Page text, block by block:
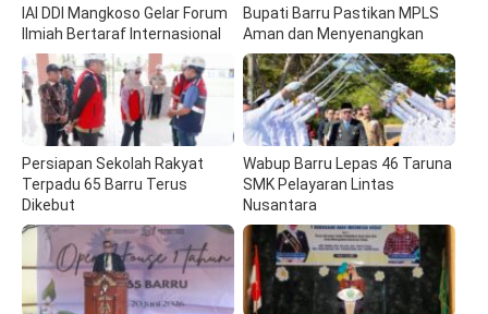
IAI DDI Mangkoso Gelar Forum
Ilmiah Bertaraf Internasional
Bupati Barru Pastikan MPLS
Aman dan Menyenangkan
Persiapan Sekolah Rakyat
Terpadu 65 Barru Terus
Dikebut
Wabup Barru Lepas 46 Taruna
SMK Pelayaran Lintas
Nusantara